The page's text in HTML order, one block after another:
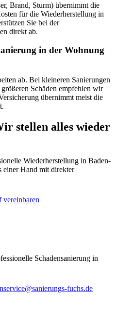
Brand, Sturm) übernimmt die
für die Wiederherstellung in
Sie bei der
direkt ab.
in der Wohnung
ab. Bei kleineren Sanierungen
Schäden empfehlen wir
übernimmt meist die
stellen alles wieder
Wiederherstellung in Baden-
einer Hand mit direkter
vereinbaren
Schadensanierung in
fuchs.de